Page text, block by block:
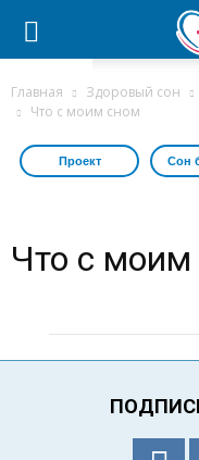
Главная Здоровый сон
Что с моим сном
Проект Сон
Что с